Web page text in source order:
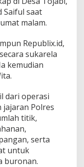
Saiful saat
malam.
Republix.id,
sukarela
kemudian
dari operasi
Polres
titik,
serta
untuk
buronan.